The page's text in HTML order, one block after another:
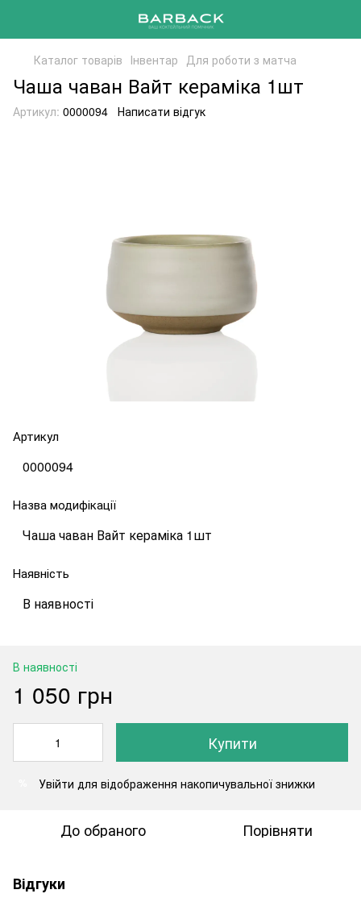
Каталог товарів Інвентар Для роботи з матча
Чаша чаван Вайт кераміка 1шт
Артикул: 0000094 Написати відгук
Артикул
0000094
Назва модифікації
Чаша чаван Вайт кераміка 1шт
Наявність
В наявності
В наявності
1 050 грн
Купити
Увійти для відображення накопичувальної знижки
До обраного Порівняти
Відгуки